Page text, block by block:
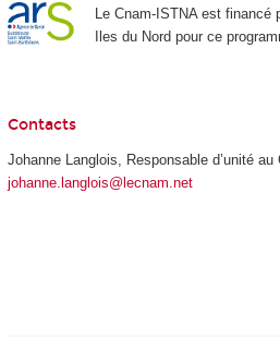
Le Cnam-ISTNA est financé
Iles du Nord pour ce
Contacts
Johanne Langlois, Responsable d’unité au
johanne.langlois@lecnam.net